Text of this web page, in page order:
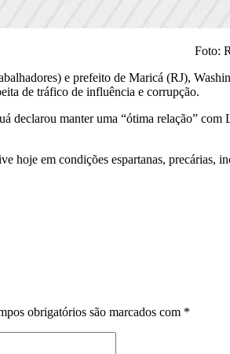
Foto:
e prefeito de Maricá (RJ),
de tráfico de influência e corrupção.
declarou manter uma “ótima relação”
hoje em condições espartanas, precárias,
obrigatórios são marcados com *